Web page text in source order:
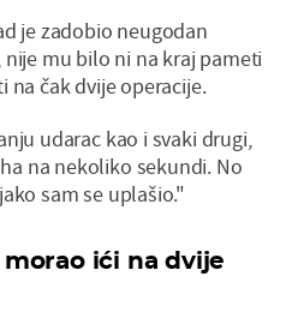
je zadobio neugodan
mu bilo ni na kraj pameti
na čak dvije operacije.
udarac kao i svaki drugi,
na nekoliko sekundi. No
sam se uplašio."
ići na dvije